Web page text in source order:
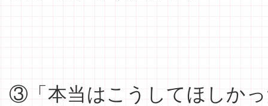
③「本当はこうしてほしか